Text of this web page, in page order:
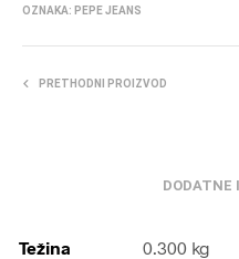
OZNAKA: PEPE JEANS
PRETHODNI PROIZVOD
DODATNE
Težina 0.300 kg